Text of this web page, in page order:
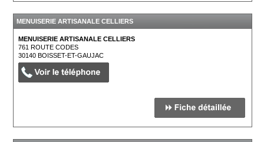
MENUISERIE ARTISANALE CELLIERS
MENUISERIE ARTISANALE CELLIERS
761 ROUTE CODES
30140BOISSET-ET-GAUJAC